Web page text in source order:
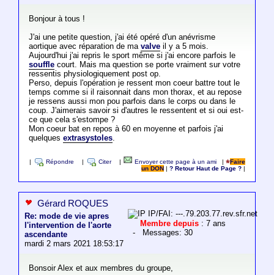
Bonjour à tous !
J'ai une petite question, j'ai été opéré d'un anévrisme
aortique avec réparation de ma valveil y a 5 mois.
Aujourd'hui j'ai repris le sport même si j'ai encore parfois le
soufflecourt. Mais ma question se porte vraiment sur votre
ressentis physiologiquement post op.
Perso, depuis l'opération je ressent mon coeur battre tout le
temps comme si il raisonnait dans mon thorax, et au repose
je ressens aussi mon pou parfois dans le corps ou dans le
coup. J'aimerais savoir si d'autres le ressentent et si oui est-
ce que cela s'estompe ?
Mon coeur bat en repos à 60 en moyenne et parfois j'ai
quelques extrasystoles.
Répondre Citer Envoyer cette page à un ami |
Faire
un DON
|? Retour Haut de Page ?
Gérard ROQUES
Re: mode de vie apres
l'intervention de l'aorte
ascendante
mardi 2 mars 2021 18:53:17
IP/FAI: ---.79.203.77.rev.sfr.net
Membre depuis : 7 ans
- Messages: 30
Bonsoir Alex et aux membres du groupe,